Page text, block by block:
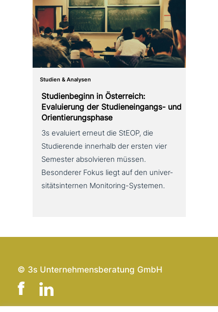
Studien & Analysen
Studienbeginn in Österreich:
Evaluierung der Studieneingangs- und
Orientierungsphase
3s evaluiert erneut die StEOP, die
Studierende innerhalb der ersten vier
Semester absol­vie­ren müssen.
Besonderer Fokus liegt auf den uni­ver­
si­täts­in­ter­nen Monitoring-Systemen.
© 3s Unternehmensberatung GmbH